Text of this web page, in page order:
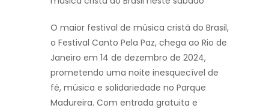
O maior festival de música cristã do Brasil,
o Festival Canto Pela Paz, chega ao Rio de
Janeiro em 14 de dezembro de 2024,
prometendo uma noite inesquecível de
fé, música e solidariedade no Parque
Madureira. Com entrada gratuita e